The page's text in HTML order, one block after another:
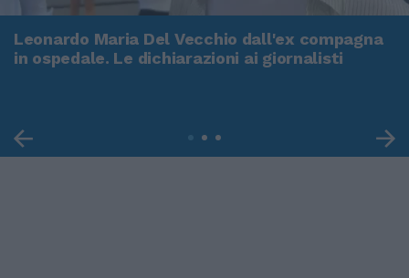
Leonardo Maria Del Vecchio dall'ex compagna
in ospedale. Le dichiarazioni ai giornalisti